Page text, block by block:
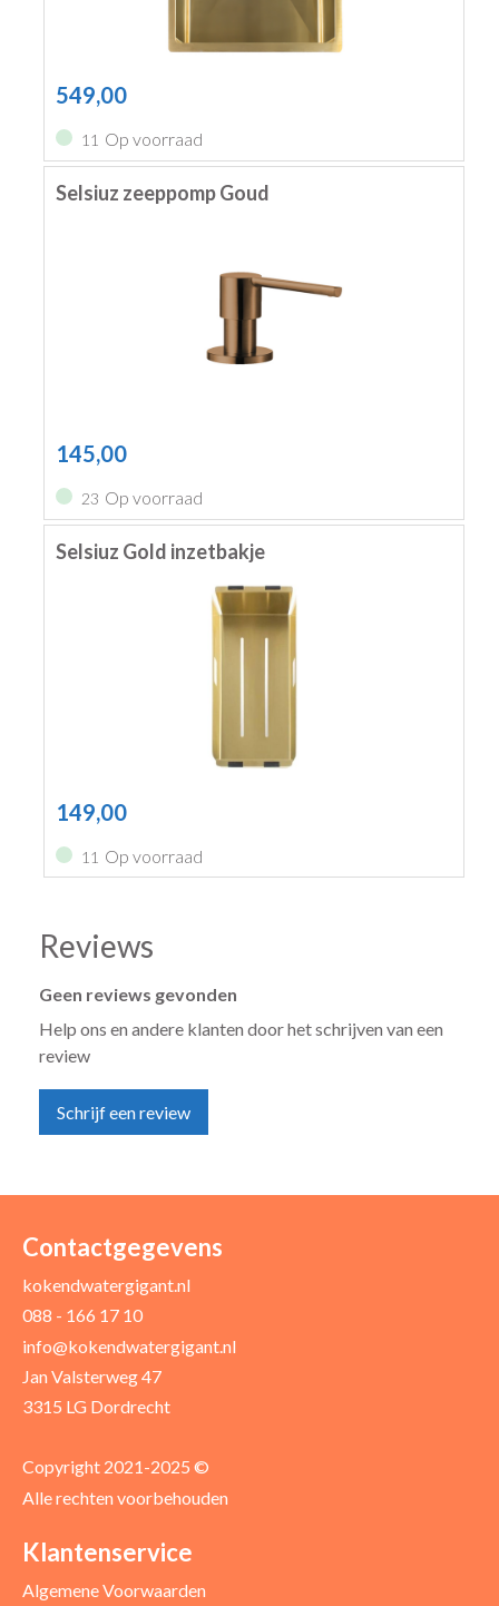
549,00
11 Op voorraad
Selsiuz zeeppomp Goud
145,00
23 Op voorraad
Selsiuz Gold inzetbakje
149,00
11 Op voorraad
Reviews
Geen reviews gevonden
Help ons en andere klanten door het schrijven van een
review
Schrijf een review
Uw naam *
Uw recensie *
Contactgegevens
kokendwatergigant.nl
088 - 166 17 10
info@kokendwatergigant.nl
Jan Valsterweg 47
3315 LG Dordrecht
Copyright 2021-2025 ©
Alle rechten voorbehouden
Klantenservice
Algemene Voorwaarden